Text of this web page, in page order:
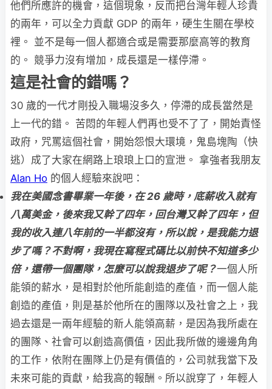
他們所應許的機會，這個現象，反而把台灣年輕人珍貴
的兩年，可以全力貢獻 GDP 的兩年，硬生生關在學校
裡。 並不是每一個人都適合或是需要那麼高等的教育
的。 競爭力沒有增加，成長還是一樣停滯。
這是社會的錯嗎？
30 歲的一代才剛投入職場沒多久，停滯的成長當然是
上一代的錯。 苦悶的年輕人們再也受不了了，開始責怪
政府，咒罵這個社會，開始怨恨大環境，鬼島塊陶（快
逃）成了大家在網路上琅琅上口的宣泄。 拿強者我朋友
Alan Ho 的個人經驗來說吧：
我在美國念書畢業一年後，在 26 歲時，底薪收入就有
八萬美金，後來我又幹了四年，回台灣又幹了四年，但
我的收入連八年前的一半都沒有，所以說，是我能力退
步了嗎？不對啊，我現在寫程式碼比以前快不知道多少
倍，還帶一個團隊，怎麼可以說我退步了呢？一個人所
能領的薪水，是相對於他所能創造的產值，而一個人能
創造的產值，則是基於他所在的團隊以及社會之上，我
過去還是一兩年經驗的新人能領高薪，是因為我所處在
的團隊、社會可以創造高價值，因此我所做的邊邊角角
的工作，依附在團隊上仍是有價值的，公司就我當下及
未來可能的貢獻，給我高的報酬。所以說穿了，年輕人